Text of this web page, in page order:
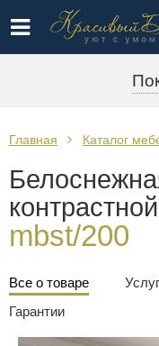
Главная Каталог
mbst/200
Все о товаре
Гарантии